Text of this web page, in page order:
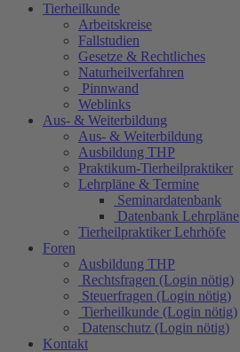
Tierheilkunde
Arbeitskreise
Fallstudien
Gesetze & Rechtliches
Naturheilverfahren
Pinnwand
Weblinks
Aus- & Weiterbildung
Aus- & Weiterbildung
Ausbildung THP
Praktikum-Tierheilpraktiker
Lehrpläne & Termine
Seminardatenbank
Datenbank Lehrpläne
Tierheilpraktiker Lehrhöfe
Foren
Ausbildung THP
Rechtsfragen (Login nötig)
Steuerfragen (Login nötig)
Tierheilkunde (Login nötig)
Datenschutz (Login nötig)
Kontakt